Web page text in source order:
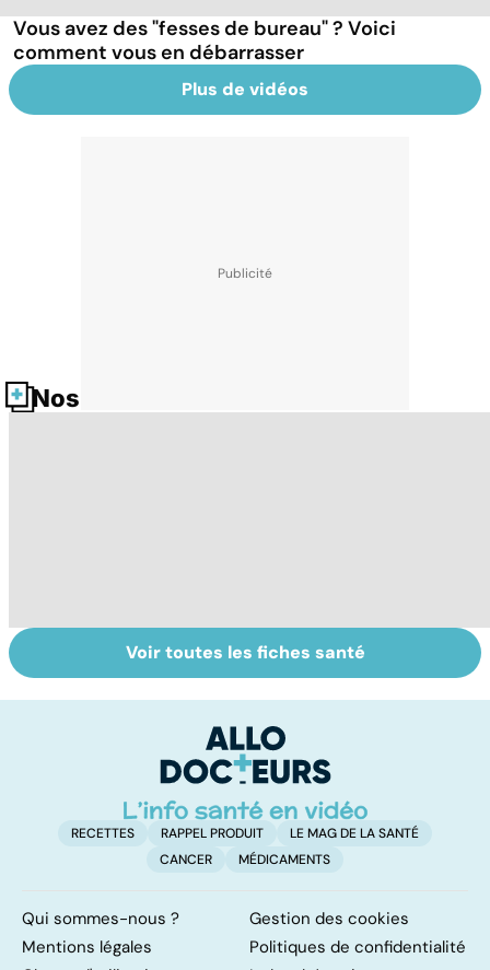
Vous avez des "fesses de bureau" ? Voici
comment vous en débarrasser
Plus de vidéos
Nos fiches santé
Burn-out :
l'épuisement
Vivre après un
cancer
Voir toutes les fiches santé
RECETTES RAPPEL PRODUIT
LE MAG DE LA SANTÉ
CANCER
MÉDICAMENTS
Qui sommes-nous ?
Gestion des cookies
Mentions légales
Politiques de confidentialité